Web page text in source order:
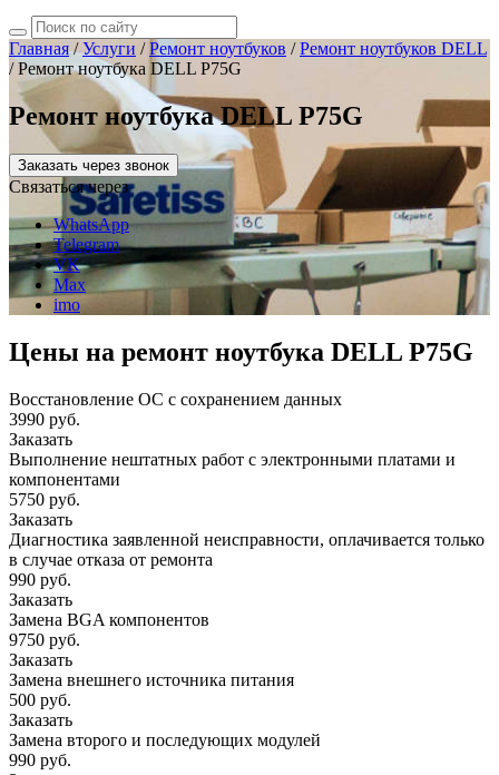
Главная/Услуги /Ремонт ноутбуков /Ремонт ноутбуков DELL
/Ремонт ноутбука DELL P75G
Ремонт ноутбука DELL P75G
Заказать через звонок
Связаться через
WhatsApp
Telegram
VK
Max
imo
Цены на ремонт ноутбука DELL P75G
Восстановление ОС с сохранением данных
3990 руб.
Заказать
Выполнение нештатных работ с электронными платами и
компонентами
5750 руб.
Заказать
Диагностика заявленной неисправности, оплачивается только
в случае отказа от ремонта
990 руб.
Заказать
Замена BGA компонентов
9750 руб.
Заказать
Замена внешнего источника питания
500 руб.
Заказать
Замена второго и последующих модулей
990 руб.